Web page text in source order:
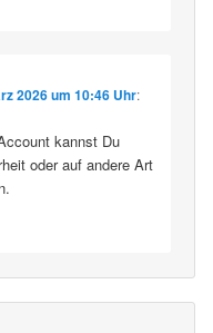
2026 um 10:46 Uhr:
kannst Du
oder auf andere Art